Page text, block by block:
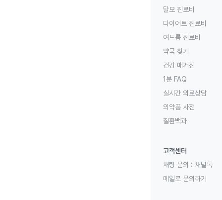
탈모 진료비
다이어트 진료비
여드름 진료비
약국 찾기
건강 매거진
1분 FAQ
실시간 의료상담
의약품 사전
질환백과
고객센터
채팅 문의 : 채널톡
메일로 문의하기